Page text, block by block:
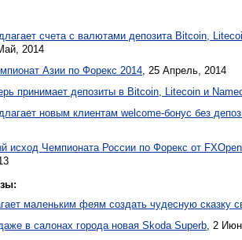
счета с валютами депозита Bitcoin,
2014
Азии по Форекс 2014 25 Апрель, 2014
принимает депозиты в Bitcoin, Litecoin и
новым клиентам welcome-бонус без
исход Чемпионата России по Форекс от
маленьким феям создать чудесную сказку
в салонах города новая Skoda Superb, 2